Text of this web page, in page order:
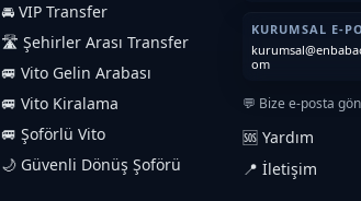
🚘 VIP Transfer
🛣️ Şehirler Arası Transfer
🚐 Vito Gelin Arabası
🚐 Vito Kiralama
🚐 Şoförlü Vito
🌙 Güvenli Dönüş Şoförü
KURUMSAL E-
om
💬 Bize e-posta
🆘 Yardım
📍 İletişim